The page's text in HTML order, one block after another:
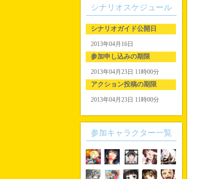
シナリオスケジュール
シナリオガイド公開日
2013年04月16日
参加申し込みの期限
2013年04月23日 11時00分
アクション投稿の期限
2013年04月23日 11時00分
参加キャラクター一覧